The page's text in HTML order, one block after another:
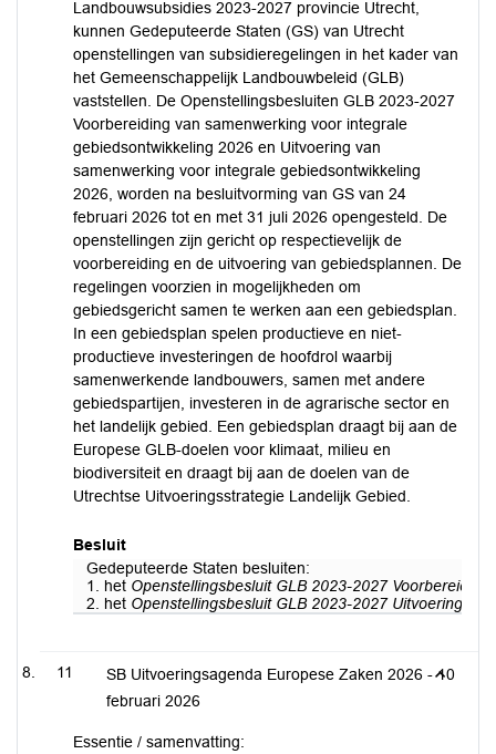
Landbouwsubsidies 2023-2027 provincie Utrecht,
kunnen Gedeputeerde Staten (GS) van Utrecht
openstellingen van subsidieregelingen in het kader van
het Gemeenschappelijk Landbouwbeleid (GLB)
vaststellen. De Openstellingsbesluiten GLB 2023-2027
Voorbereiding van samenwerking voor integrale
gebiedsontwikkeling 2026 en Uitvoering van
samenwerking voor integrale gebiedsontwikkeling
2026, worden na besluitvorming van GS van 24
februari 2026 tot en met 31 juli 2026 opengesteld. De
openstellingen zijn gericht op respectievelijk de
voorbereiding en de uitvoering van gebiedsplannen. De
regelingen voorzien in mogelijkheden om
gebiedsgericht samen te werken aan een gebiedsplan.
In een gebiedsplan spelen productieve en niet-
productieve investeringen de hoofdrol waarbij
samenwerkende landbouwers, samen met andere
gebiedspartijen, investeren in de agrarische sector en
het landelijk gebied. Een gebiedsplan draagt bij aan de
Europese GLB-doelen voor klimaat, milieu en
biodiversiteit en draagt bij aan de doelen van de
Utrechtse Uitvoeringsstrategie Landelijk Gebied.
Besluit
Gedeputeerde Staten besluiten:
1. het Openstellingsbesluit GLB 2023-2027
2. het Openstellingsbesluit GLB 2023-2027 Uitvoering
11
SB Uitvoeringsagenda Europese Zaken 2026 - 10
februari 2026
Essentie / samenvatting: